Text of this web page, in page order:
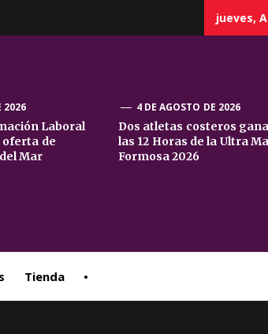
jueves,
2026
Laboral
oferta de
Mar
4 DE AGOSTO DE 2026
Dos atletas costeros
las 12 Horas de la Ultra
Formosa 2026
Tienda •